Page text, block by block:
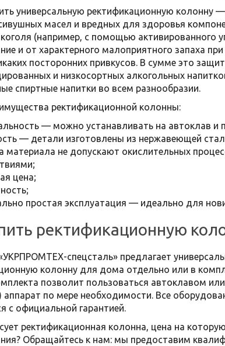
универсальную ректификационную колонну
масел и вредных для здоровья
(например, с помощью активированного
и от характерного малоприятного запаха
посторонних привкусов. В сумме это
и низкосортных алкогольных
спиртные напитки во всем разнообразии.
ректификационной колонны:
— можно устанавливать на автоклав
— детали изготовлены из нержавеющей
материала не допускают окислительных
цена;
простая эксплуатация — идеально для
ректификационную
спецсталь» предлагает
колонну для дома отдельно или в
позволит пользоваться автоклавом
аппарат по мере необходимости. Все
с официальной гарантией.
ректификационная колонна, цена на
Обращайтесь к нам: мы предоставим